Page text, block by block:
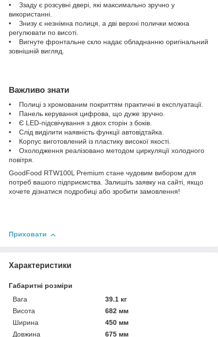
• Ззаду є розсувні двері, які максимально зручно у
використанні.
• Знизу є незнімна полиця, а дві верхні полички можна
регулювати по висоті.
• Вигнуте фронтальне скло надає обладнанню оригінальний
зовнішній вигляд.
Важливо знати
• Полиці з хромованим покриттям практичні в експлуатації.
• Панель керування цифрова, що дуже зручно.
• Є LED-підсвічування з двох сторін з боків.
• Слід виділити наявність функції автовідтайка.
• Корпус виготовлений із пластику високої якості.
• Охолодження реалізовано методом циркуляції холодного
повітря.
GoodFood RTW100L Premium стане чудовим вибором для
потреб вашого підприємства. Залишіть заявку на сайті, якщо
хочете дізнатися подробиці або зробити замовлення!
Приховати
Характеристики
Габаритні розміри
Вага
39.1 кг
Висота
682 мм
Ширина
450 мм
Довжина
675 мм